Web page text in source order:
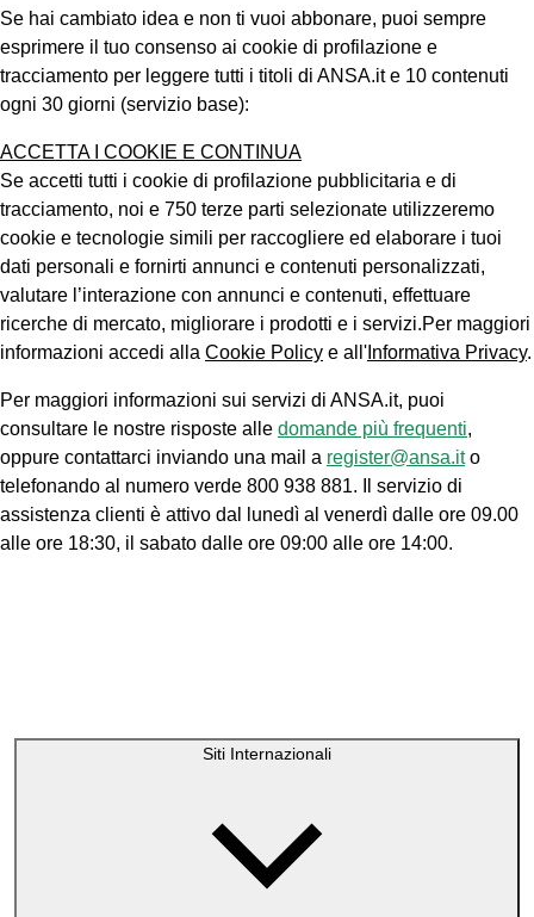
Se hai cambiato idea e non ti vuoi abbonare, puoi sempre
esprimere il tuo consenso ai cookie di profilazione e
tracciamento per leggere tutti i titoli di ANSA.it e 10 contenuti
ogni 30 giorni (servizio base):
ACCETTA I COOKIE E CONTINUA
Se accetti tutti i cookie di profilazione pubblicitaria e di
tracciamento, noi e 750 terze parti selezionate utilizzeremo
cookie e tecnologie simili per raccogliere ed elaborare i tuoi
dati personali e fornirti annunci e contenuti personalizzati,
valutare l’interazione con annunci e contenuti, effettuare
ricerche di mercato, migliorare i prodotti e i servizi.Per maggiori
informazioni accedi alla Cookie Policy e all' Informativa Privacy.
Per maggiori informazioni sui servizi di ANSA.it, puoi
consultare le nostre risposte alle domande più frequenti,
oppure contattarci inviando una mail a register@ansa.ito
telefonando al numero verde 800 938 881. Il servizio di
assistenza clienti è attivo dal lunedì al venerdì dalle ore 09.00
alle ore 18:30, il sabato dalle ore 09:00 alle ore 14:00.
Siti Internazionali